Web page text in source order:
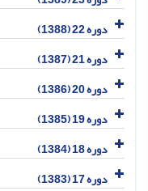
دوره 22 (1388)
دوره 21 (1387)
دوره 20 (1386)
دوره 19 (1385)
دوره 18 (1384)
دوره 17 (1383)